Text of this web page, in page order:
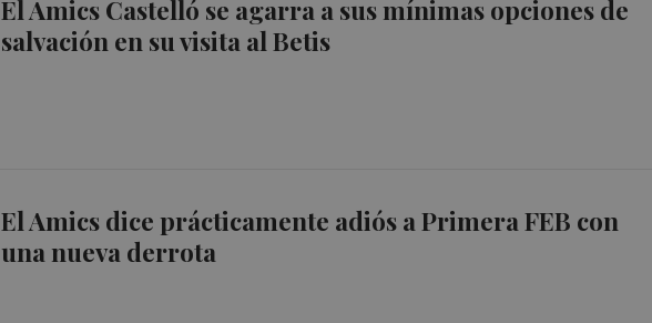
El Amics Castelló se agarra a sus mínimas opciones de
salvación en su visita al Betis
El Amics dice prácticamente adiós a Primera FEB con
una nueva derrota